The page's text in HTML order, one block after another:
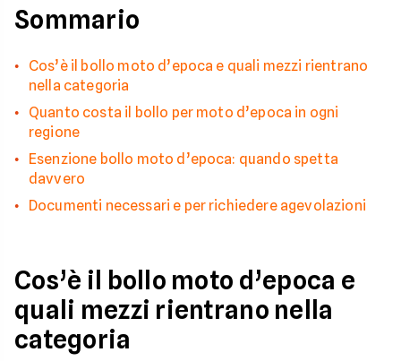
Sommario
Cos’è il bollo moto d’epoca e quali mezzi rientrano
nella categoria
Quanto costa il bollo per moto d’epoca in ogni
regione
Esenzione bollo moto d’epoca: quando spetta
davvero
Documenti necessari e per richiedere agevolazioni
Cos’è il bollo moto d’epoca e
quali mezzi rientrano nella
categoria